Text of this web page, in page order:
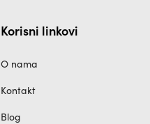
Korisni linkovi
O nama
Kontakt
Blog